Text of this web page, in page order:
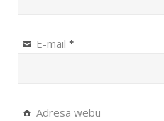
E-mail *
Adresa webu